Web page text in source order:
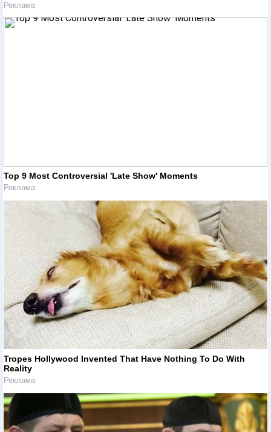
Реклама
Top 9 Most Controversial 'Late Show' Moments
Реклама
Tropes Hollywood Invented That Have Nothing To Do With
Reality
Реклама